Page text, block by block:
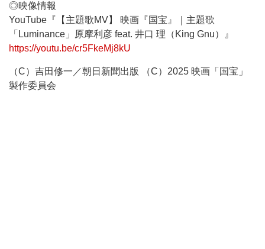
◎映像情報
YouTube『【主題歌MV】 映画『国宝』｜主題歌
「Luminance」原摩利彦 feat. 井口 理（King Gnu）』
https://youtu.be/cr5FkeMj8kU
（C）吉田修一／朝日新聞出版 （C）2025 映画「国宝」
製作委員会